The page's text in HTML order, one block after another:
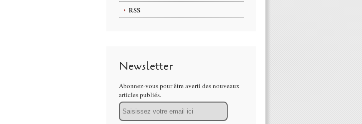
RSS
Newsletter
Abonnez-vous pour être averti des nouveaux
articles publiés.
Email